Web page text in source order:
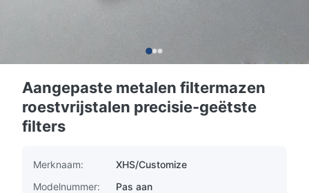
Aangepaste metalen filtermazen
roestvrijstalen precisie-geëtste
filters
Merknaam:
XHS/Customize
Modelnummer:
Pas aan